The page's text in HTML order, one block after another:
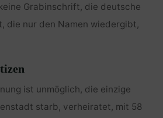
Grabinschrift, die deutsche
die nur den Namen wiedergibt,
ist unmöglich, die einzige
starb, verheiratet, mit 58